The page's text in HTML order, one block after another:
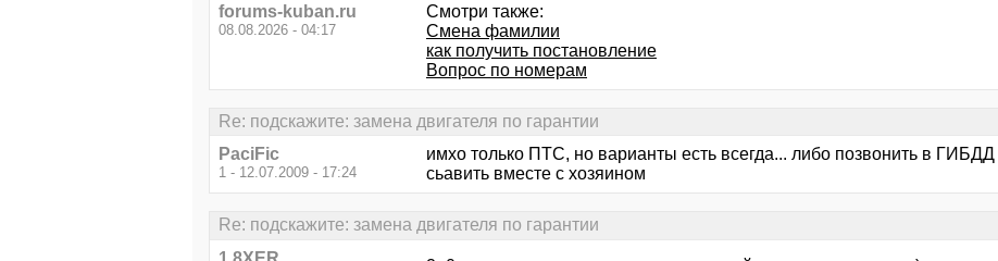
forums-kuban.ru
08.08.2026 - 04:17
Смотри также:
Смена фамилии
как получить постановление
Вопрос по номерам
Re: подскажите: замена двигателя по гарантии
PaciFic
1 - 12.07.2009 - 17:24
имхо только ПТС, но варианты есть всегда... либо позвонить в ГИБДД
сьавить вместе с хозяином
Re: подскажите: замена двигателя по гарантии